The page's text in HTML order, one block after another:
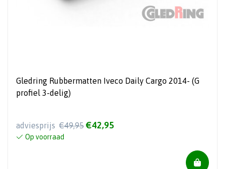
Gledring Rubbermatten Iveco Daily Cargo 2014- (G
profiel 3-delig)
adviesprijs €49,95 €42,95
Op voorraad